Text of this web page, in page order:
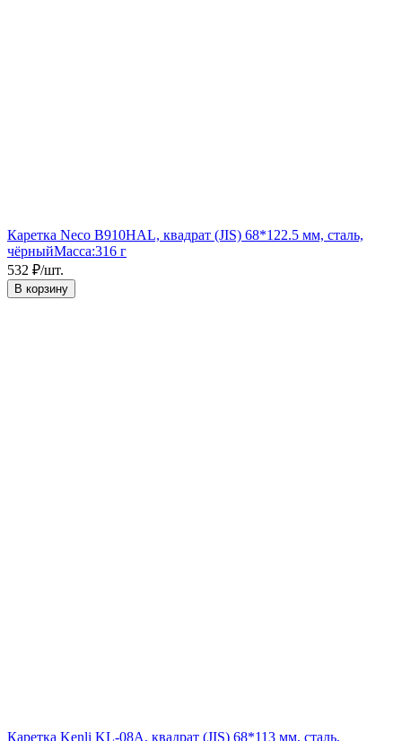
Каретка Neco B910HAL, квадрат (JIS) 68*122.5 мм, сталь,
чёрныйМасса:316 г
532 ₽/шт.
В корзину
Каретка Kenli KL-08A, квадрат (JIS) 68*113 мм, сталь,